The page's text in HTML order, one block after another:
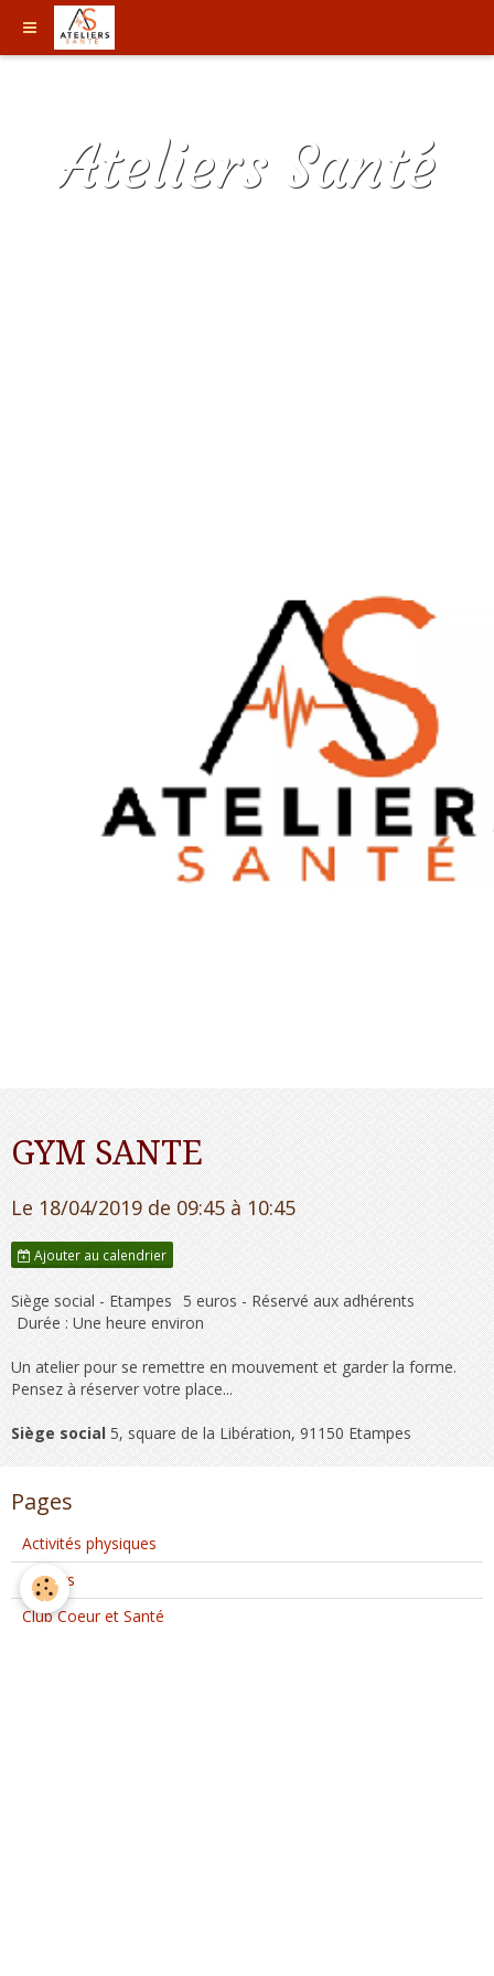
Ateliers Santé
GYM SANTE
Le 18/04/2019 de 09:45 à 10:45
Ajouter au calendrier
Siège social - Etampes 5 euros - Réservé aux adhérents
Durée : Une heure environ
Un atelier pour se remettre en mouvement et garder la forme.
Pensez à réserver votre place...
Siège social5, square de la Libération, 91150 Etampes
Pages
Activités physiques
Ateliers
Club Coeur et Santé